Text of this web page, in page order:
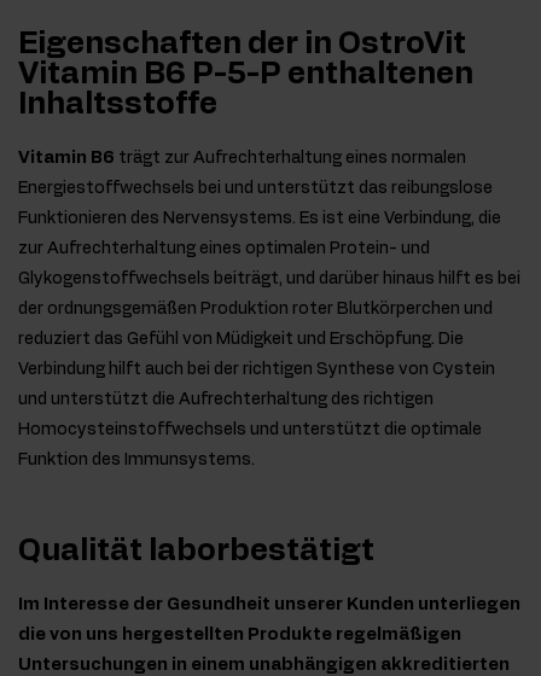
Eigenschaften der in OstroVit
Vitamin B6 P-5-P enthaltenen
Inhaltsstoffe
Vitamin B6 trägt zur Aufrechterhaltung eines normalen
Energiestoffwechsels bei und unterstützt das reibungslose
Funktionieren des Nervensystems. Es ist eine Verbindung, die
zur Aufrechterhaltung eines optimalen Protein- und
Glykogenstoffwechsels beiträgt, und darüber hinaus hilft es bei
der ordnungsgemäßen Produktion roter Blutkörperchen und
reduziert das Gefühl von Müdigkeit und Erschöpfung. Die
Verbindung hilft auch bei der richtigen Synthese von Cystein
und unterstützt die Aufrechterhaltung des richtigen
Homocysteinstoffwechsels und unterstützt die optimale
Funktion des Immunsystems.
Qualität laborbestätigt
Im Interesse der Gesundheit unserer Kunden unterliegen
die von uns hergestellten Produkte regelmäßigen
Untersuchungen in einem unabhängigen akkreditierten